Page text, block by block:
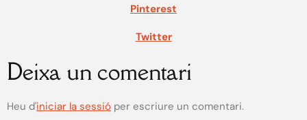
Pinterest
Twitter
Deixa un comentari
Heu d'iniciar la sessió per escriure un comentari.